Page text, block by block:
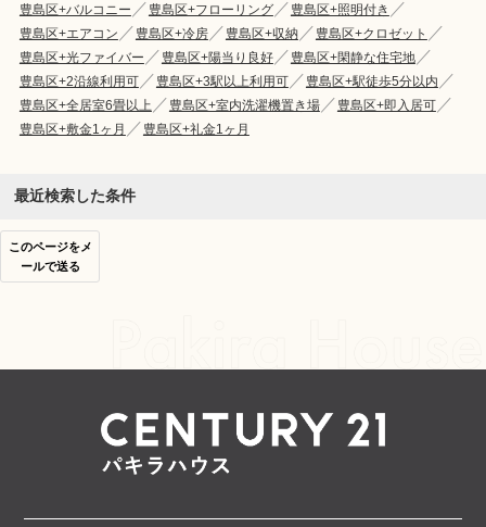
豊島区+バルコニー
豊島区+フローリング
豊島区+照明付き
豊島区+エアコン
豊島区+冷房 豊島区+収納
豊島区+クロゼット
豊島区+光ファイバー
豊島区+陽当り良好
豊島区+閑静な住宅地
豊島区+2沿線利用可
豊島区+3駅以上利用可
豊島区+駅徒歩5分以内
豊島区+全居室6畳以上
豊島区+室内洗濯機置き場
豊島区+即入居可
豊島区+敷金1ヶ月
豊島区+礼金1ヶ月
最近検索した条件
このページをメ
ールで送る